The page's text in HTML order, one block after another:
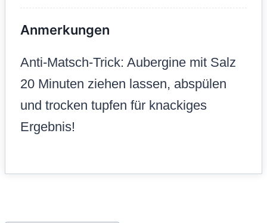
Anmerkungen
Anti-Matsch-Trick: Aubergine mit Salz
20 Minuten ziehen lassen, abspülen
und trocken tupfen für knackiges
Ergebnis!